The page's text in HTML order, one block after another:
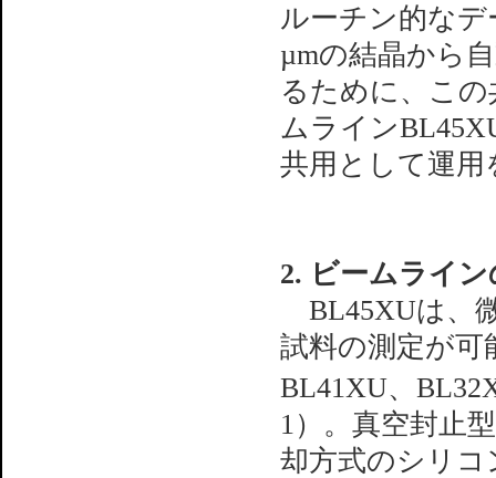
ルーチン的な
µmの結晶から
るために、こ
ムライン
共用として運
2. ビームライン
BL45XUは、
試料の測定が
BL41XU、
1）。真空封止
却方式のシリコ